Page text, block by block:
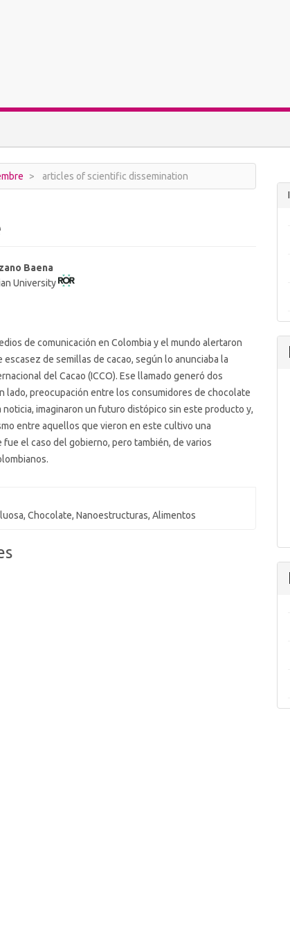
articles of scientific dissemination
Baena
University
de comunicación en Colombia y el mundo alertaron
escasez de semillas de cacao, según lo anunciaba la
del Cacao (ICCO). Ese llamado generó dos
lado, preocupación entre los consumidores de chocolate
noticia, imaginaron un futuro distópico sin este producto y,
entre aquellos que vieron en este cultivo una
fue el caso del gobierno, pero también, de varios
Chocolate, Nanoestructuras, Alimentos